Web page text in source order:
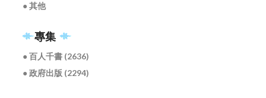
● 其他
專集
● 百人千書 (2636)
● 政府出版 (2294)